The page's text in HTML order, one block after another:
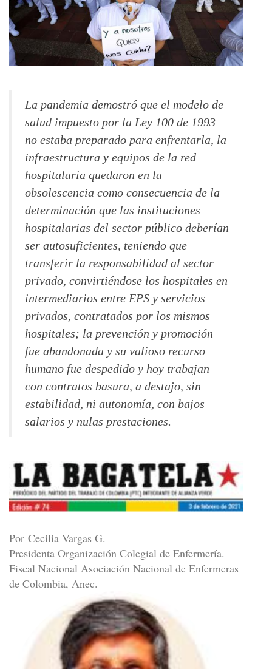
La pandemia demostró que el modelo de
salud impuesto por la Ley 100 de 1993
no estaba preparado para enfrentarla, la
infraestructura y equipos de la red
hospitalaria quedaron en la
obsolescencia como consecuencia de la
determinación que las instituciones
hospitalarias del sector público deberían
ser autosuficientes, teniendo que
transferir la responsabilidad al sector
privado, convirtiéndose los hospitales en
intermediarios entre EPS y servicios
privados, contratados por los mismos
hospitales; la prevención y promoción
fue abandonada y su valioso recurso
humano fue despedido y hoy trabajan
con contratos basura, a destajo, sin
estabilidad, ni autonomía, con bajos
salarios y nulas prestaciones.
Por Cecilia Vargas G.
Presidenta Organización Colegial de Enfermería.
Fiscal Nacional Asociación Nacional de Enfermeras
de Colombia, Anec.